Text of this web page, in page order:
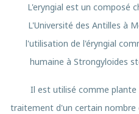
L'eryngial est un composé
L'Université des Antilles à
l'utilisation de l'éryngial
humaine à Strongyloides
Il est utilisé comme
traitement d'un certain nombre